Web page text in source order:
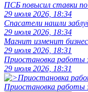
ПСБ повысил ставки
29 июля 2026, 18:34
Спасатели нашли
29 июля 2026, 18:34
Магнит изменит
29 июля 2026, 18:31
Приостановка работы
29 июля 2026, 18:31
Приостановка работы